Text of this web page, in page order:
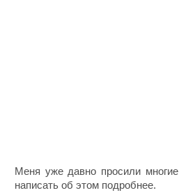
Меня уже давно просили
написать об этом подробнее.